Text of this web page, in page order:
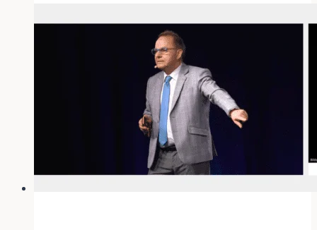
Schwerhörige
Hieron